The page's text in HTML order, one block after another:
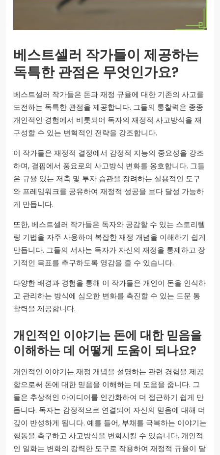
베스트셀러 작가들이 제공하는
독특한 관점은 무엇인가요?
베스트셀러 작가들은 돈과 재정 규율에 대한 기존의 사고를
도전하는 독특한 관점을 제공합니다. 그들의 통찰력은 종종
개인적인 경험에서 비롯되어 독자의 재정적 사고방식을 재
구성할 수 있는 변혁적인 전략을 강조합니다.
이 작가들은 재정적 결정에서 감정적 지능의 중요성을 강조
하며, 결핍에서 풍요로의 사고방식 변화를 옹호합니다. 그들
은 규율 있는 저축 및 투자 습관을 장려하는 실용적인 도구
와 프레임워크를 공유하여 재정적 성공을 보다 달성 가능하
게 만듭니다.
또한, 베스트셀러 작가들은 독자와 공감할 수 있는 스토리텔
링 기법을 자주 사용하여 복잡한 재정 개념을 이해하기 쉽게
만듭니다. 그들의 서사는 독자가 자신의 재정을 통제하고 장
기적인 목표를 추구하도록 영감을 줄 수 있습니다.
다양한 배경과 경험을 통해 이 작가들은 개인이 돈을 인식하
고 관리하는 방식에 심오한 변화를 촉진할 수 있는 드문 통
찰력을 제공합니다.
개인적인 이야기는 돈에 대한 믿음을
이해하는 데 어떻게 도움이 되나요?
개인적인 이야기는 재정 개념을 설명하는 관련 경험을 제공
함으로써 돈에 대한 믿음을 이해하는 데 도움을 줍니다. 그
들은 추상적인 아이디어를 인간화하여 더 접근하기 쉽게 만
듭니다. 독자는 감정적으로 연결되어 자신의 믿음에 대해 더
깊이 반성하게 됩니다. 예를 들어, 부채를 극복하는 이야기는
행동을 촉구하고 사고방식을 변화시킬 수 있습니다. 개인적
인 일화는 변화의 강력한 도구로 작용하여 재정적 규율이 달